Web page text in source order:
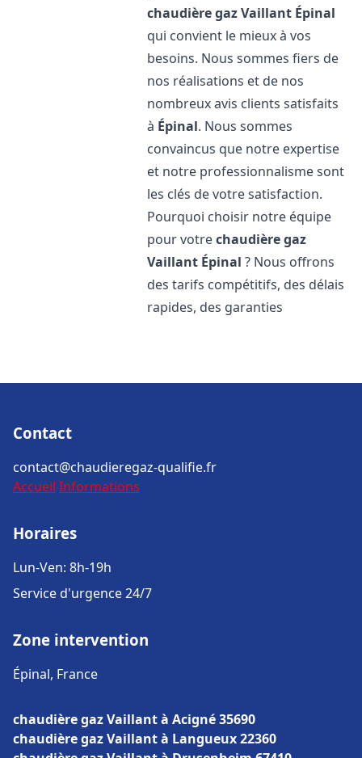
chaudière gaz Vaillant Épinal
qui convient le mieux à vos
besoins. Nous sommes fiers de
nos réalisations et de nos
nombreux avis clients satisfaits
à Épinal. Nous sommes
convaincus que notre expertise
et notre professionnalisme sont
les clés de votre satisfaction.
Pourquoi choisir notre équipe
pour votrechaudière gaz
Vaillant Épinal ? Nous offrons
des tarifs compétitifs, des délais
rapides, des garanties
Contact
contact@chaudieregaz-qualifie.fr
Accueil Informations
Horaires
Lun-Ven: 8h-19h
Service d'urgence 24/7
Zone intervention
Épinal, France
chaudière gaz Vaillant à Acigné 35690
chaudière gaz Vaillant à Langueux 22360